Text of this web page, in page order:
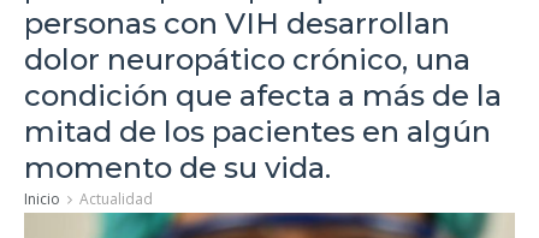
personas con VIH desarrollan
dolor neuropático crónico, una
condición que afecta a más de la
mitad de los pacientes en algún
momento de su vida.
Inicio Actualidad